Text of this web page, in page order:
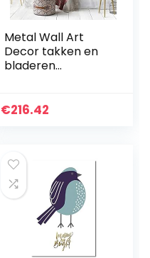
Metal Wall Art
Decor takken en
bladeren
opknoping
€216.42